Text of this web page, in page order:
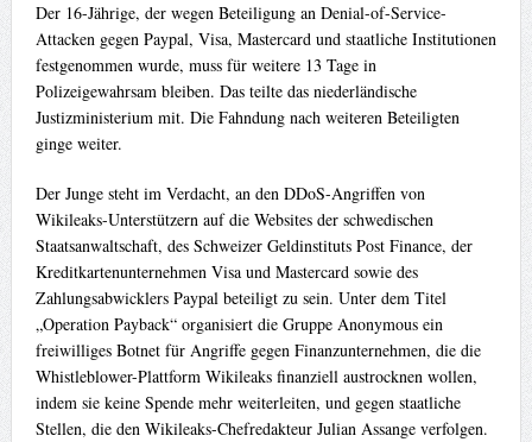
Der 16-Jährige, der wegen Beteiligung an Denial-of-Service-
Attacken gegen Paypal, Visa, Mastercard und staatliche Institutionen
festgenommen wurde, muss für weitere 13 Tage in
Polizeigewahrsam bleiben. Das teilte das niederländische
Justizministerium mit. Die Fahndung nach weiteren Beteiligten
ginge weiter.
Der Junge steht im Verdacht, an den DDoS-Angriffen von
Wikileaks-Unterstützern auf die Websites der schwedischen
Staatsanwaltschaft, des Schweizer Geldinstituts Post Finance, der
Kreditkartenunternehmen Visa und Mastercard sowie des
Zahlungsabwicklers Paypal beteiligt zu sein. Unter dem Titel
„Operation Payback“ organisiert die Gruppe Anonymous ein
freiwilliges Botnet für Angriffe gegen Finanzunternehmen, die die
Whistleblower-Plattform Wikileaks finanziell austrocknen wollen,
indem sie keine Spende mehr weiterleiten, und gegen staatliche
Stellen, die den Wikileaks-Chefredakteur Julian Assange verfolgen.